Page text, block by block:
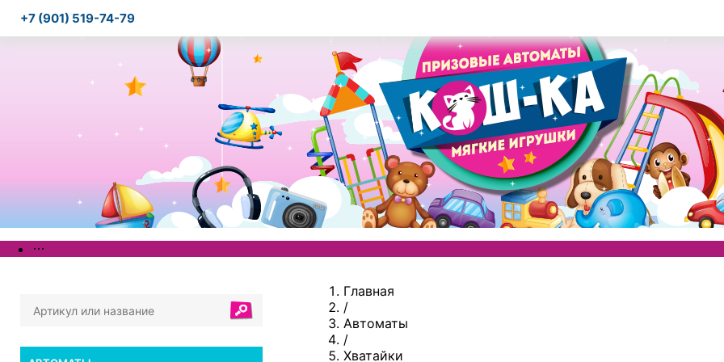
+7 (901) 519-74-79
Главная
/
Автоматы
/
Хватайки